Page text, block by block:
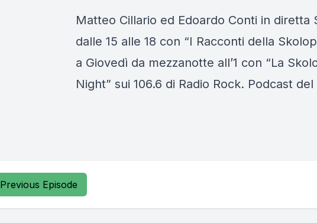
Matteo Cillario ed Edoardo Conti in diretta
dalle 15 alle 18 con “I Racconti della
a Giovedì da mezzanotte all’1 con “La
Night” sui 106.6 di Radio Rock. Podcast
Previous Episode